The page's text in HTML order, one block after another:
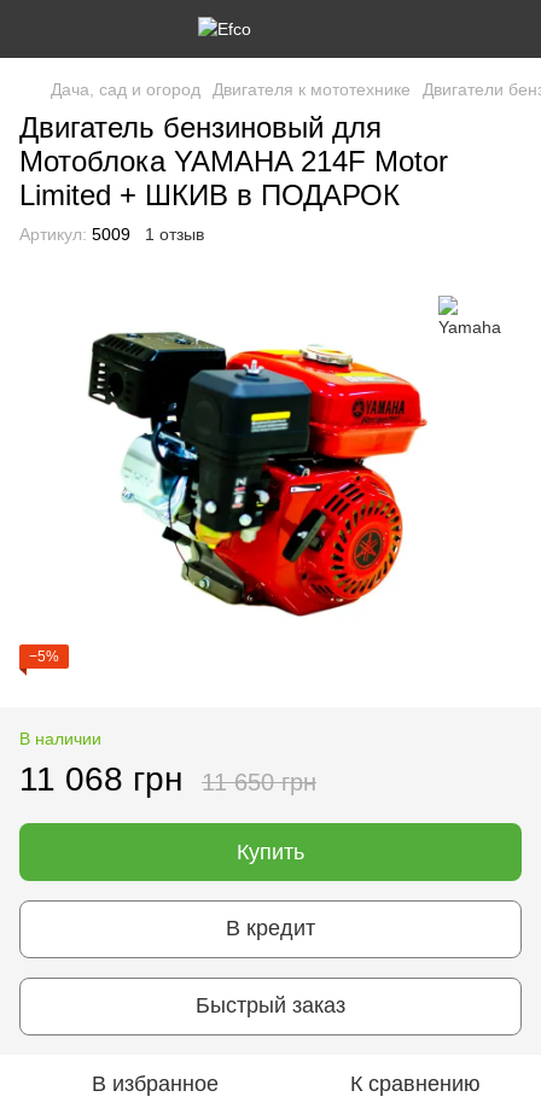
Дача, сад и огород Двигателя к мототехнике Двигатели
Двигатель бензиновый для
Мотоблока YAMAHA 214F Motor
Limited + ШКИВ в ПОДАРОК
Артикул: 5009 1 отзыв
−5%
В наличии
11 068 грн 11 650 грн
Купить
В кредит
Быстрый заказ
В избранное К сравнению